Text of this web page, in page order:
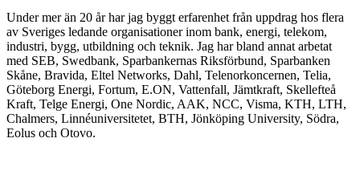
Under mer än 20 år har jag byggt erfarenhet från uppdrag hos flera
av Sveriges ledande organisationer inom bank, energi, telekom,
industri, bygg, utbildning och teknik. Jag har bland annat arbetat
med SEB, Swedbank, Sparbankernas Riksförbund, Sparbanken
Skåne, Bravida, Eltel Networks, Dahl, Telenorkoncernen, Telia,
Göteborg Energi, Fortum, E.ON, Vattenfall, Jämtkraft, Skellefteå
Kraft, Telge Energi, One Nordic, AAK, NCC, Visma, KTH, LTH,
Chalmers, Linnéuniversitetet, BTH, Jönköping University, Södra,
Eolus och Otovo.